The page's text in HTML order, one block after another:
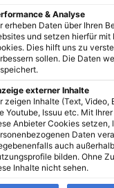
& Analyse
erheben Daten über Ihren
und setzen hierfür mit
Dies hilft uns zu
sollen. Die Daten
externer Inhalte
zeigen Inhalte (Text,
Youtube, Issuu etc. Mit
Anbieter Cookies setzen,
Daten
auch
bilden. Ohne
Inhalte nicht sehen.